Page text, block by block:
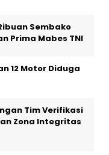
Sembako
Prima Mabes TNI
12 Motor Diduga
Tim Verifikasi
Zona Integritas